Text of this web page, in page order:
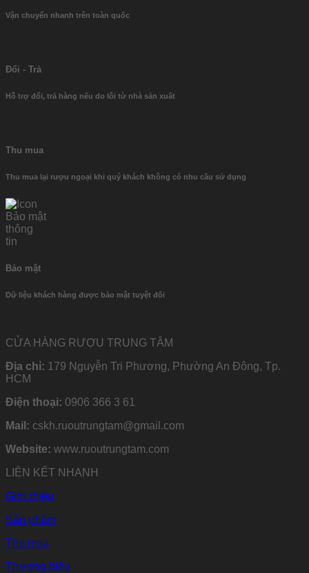
Vận chuyển nhanh trên toàn quốc
Đổi - Trả
Hỗ trợ đổi, trả hàng nếu do lỗi từ nhà sản xuất
Thu mua
Thu mua lại rượu ngoại khi quý khách không có nhu cầu sử dụng
Bảo mật
Dữ liệu khách hàng được bảo mật tuyệt đối
CỬA HÀNG RƯỢU TRUNG TÂM
Địa chỉ: 179 Nguyễn Tri Phương, Phường An Đông, Tp.
HCM
Điện thoại: 0906 366 3 61
Mail: cskh.ruoutrungtam@gmail.com
Website: www.ruoutrungtam.com
LIÊN KẾT NHANH
Giới thiệu
Sản phẩm
Thu mua
Thương hiệu